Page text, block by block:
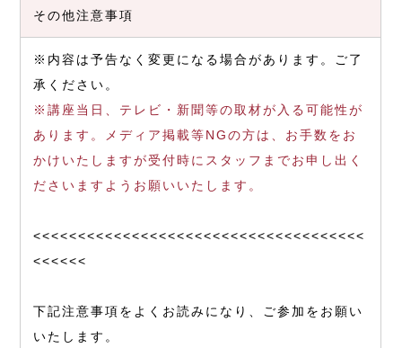
その他注意事項
※内容は予告なく変更になる場合があります。ご了
承ください。
※講座当日、テレビ・新聞等の取材が入る可能性が
あります。メディア掲載等NGの方は、お手数をお
かけいたしますが受付時にスタッフまでお申し出く
ださいますようお願いいたします。
<<<<<<<<<<<<<<<<<<<<<<<<<<<<<<<<<<<<<
<<<<<<
下記注意事項をよくお読みになり、ご参加をお願い
いたします。